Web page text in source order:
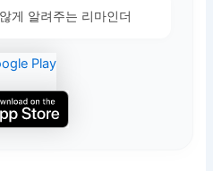
게 알려주는 리마인더